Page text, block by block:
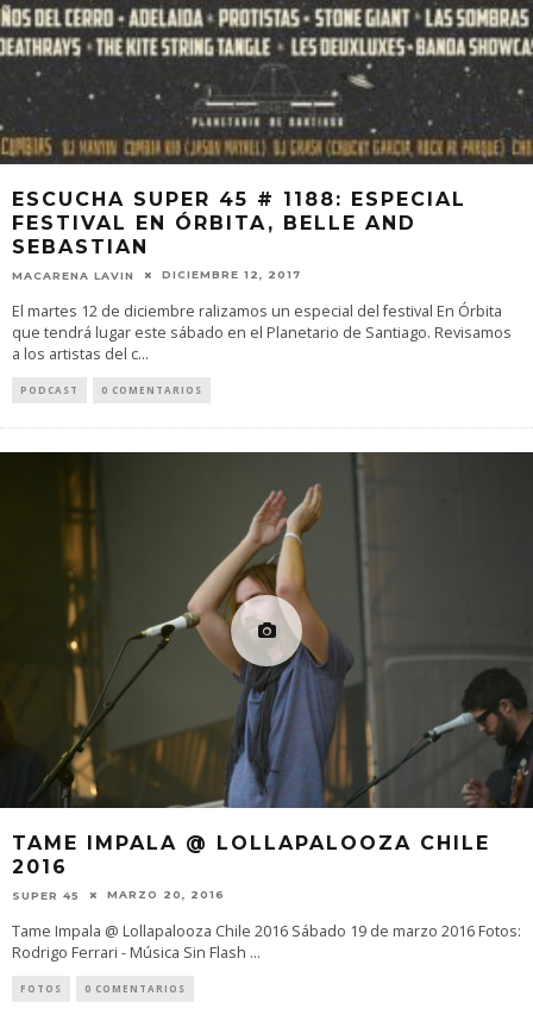
ESCUCHA SUPER 45 # 1188: ESPECIAL
FESTIVAL EN ÓRBITA, BELLE AND
SEBASTIAN
MACARENA LAVIN DICIEMBRE 12, 2017
El martes 12 de diciembre ralizamos un especial del festival En Órbita
que tendrá lugar este sábado en el Planetario de Santiago. Revisamos
a los artistas del c...
PODCAST 0 COMENTARIOS
TAME IMPALA @ LOLLAPALOOZA CHILE
2016
SUPER 45 MARZO 20, 2016
Tame Impala @ Lollapalooza Chile 2016 Sábado 19 de marzo 2016 Fotos:
Rodrigo Ferrari - Música Sin Flash ...
FOTOS 0 COMENTARIOS